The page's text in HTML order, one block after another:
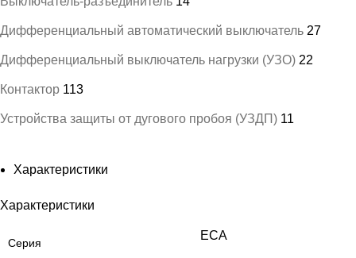
Дифференциальный автоматический выключатель 27
Дифференциальный выключатель нагрузки (УЗО) 22
Контактор 113
Устройства защиты от дугового пробоя (УЗДП) 11
Характеристики
Характеристики
Серия
ECA